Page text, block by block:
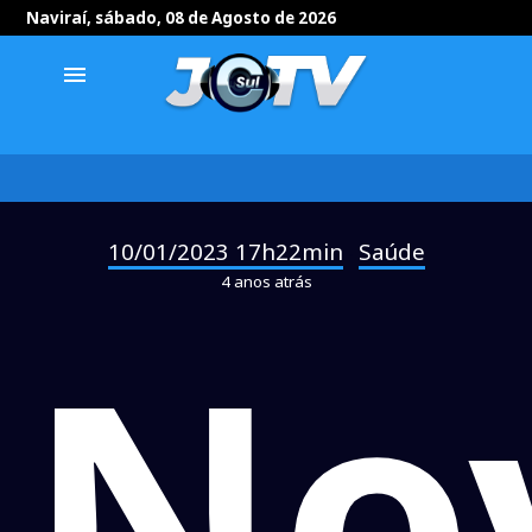
Naviraí, sábado, 08 de Agosto de 2026
menu
10/01/2023 17h22min Saúde
4 anos atrás